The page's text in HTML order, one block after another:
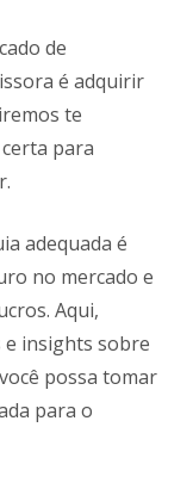
de
é adquirir
te
para
adequada é
no mercado e
Aqui,
e insights sobre
possa tomar
para o